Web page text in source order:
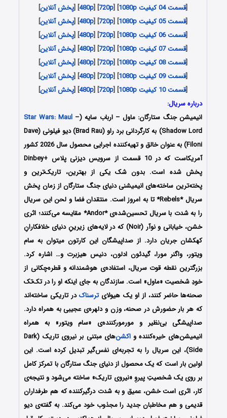
[قسمت 04 کیفیت 1080p ] [
720p
] [
480p
] [پخش آنلاین]
[قسمت 05 کیفیت 1080p ] [
720p
] [
480p
] [پخش آنلاین]
[قسمت 06 کیفیت 1080p ] [
720p
] [
480p
] [پخش آنلاین]
[قسمت 07 کیفیت 1080p ] [
720p
] [
480p
] [پخش آنلاین]
[قسمت 08 کیفیت 1080p ] [
720p
] [
480p
] [پخش آنلاین]
[قسمت 09 کیفیت 1080p ] [
720p
] [
480p
] [پخش آنلاین]
[قسمت 10 کیفیت 1080p ] [
720p
] [
480p
] [پخش آنلاین]
درباره سریال:
انیمیشن جنگ ستارگان: ماول – ارباب سایه (
Star Wars: Maul–
Shadow Lord) به کارگردانی برد راو (Brad Rau) دیو فیلونی (Dave
Filoni) به عنوان خالق و تهیه‌کننده اجرایی محصول سال 2026 کشور
آمریکاست که در 10 قسمت از سرویس دیزنی پلاس +Dinbey
پخش شده است. بدون شک یکی از بهترین، تاریک‌ترین و
پخته‌ترین ساخته‌های انیمیشنی دنیای جنگ ستارگان از زمان پخش
سریال *Rebels* تا به امروز است. منتقدان فضا و لحن این سریال
را به شدت با سریال تحسین‌شده‌ی *Andor* مقایسه می‌کنند؛ اثری
خشن، خیابانی و نوآر (Noir) که در لایه‌های زیرینِ دنیای خلافکارانِ
کهکشان جریان دارد. از صداپیشگان این کارتون میتوان به سام
ویتور، واگنر مورا، گیدئون ادلون، دنیس هیزبرت و… اشاره کرد.
بزرگترین نقطه قوت سریال، استفاده‌ی هوشمندانه و قطره‌چکانی از
خودِ شخصیت «ماول» است. سازندگان به جای اینکه او را در تک‌تک
صحنه‌ها حاضر کنند، از او یک هیولایترسناکدر تاریکی ساخته‌اند
که هر بار حضورش در صحنه، وزن و دلهره‌ی عجیبی به همراه دارد.
صداپیشگی بی‌نظیر و مورمورکننده‌ی «سام ویتور» به همراه
انیمیشن‌های خیره‌کننده واکشن
‌های مبتنی بر نیروی تاریک (Dark
Side)، این سریال را به تجربه‌ای نفس‌گیر تبدیل کرده است. این
اولین بار است که یک محصول از دنیای جنگ ستارگان با تمرکز کامل
بر روی یک شخصیتِ پیروِ «نیروی تاریک» ساخته می‌شود و نتیجه‌ی
کار، اثری است خشن، عمیق و به شدت درگیرکننده که هم طرفداران
قدیمی و هم مخاطبان جدید را مجذوب خود می‌کند. به گفته‌ی دیو